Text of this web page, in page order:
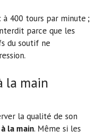
: à 400 tours par minute ;
parce que les
du soutif ne
la main
la qualité de son
la main. Même si les